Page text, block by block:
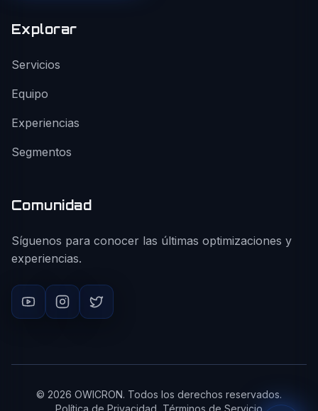
Explorar
Servicios
Equipo
Experiencias
Segmentos
Comunidad
Síguenos para conocer las últimas optimizaciones y
experiencias.
© 2026 OWICRON. Todos los derechos reservados.
Política de Privacidad Términos de Servicio